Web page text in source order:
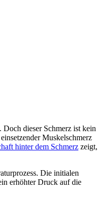
dieser Schmerz ist kein
Muskelschmerz
hinter dem Schmerz zeigt,
Die initialen
erhöhter Druck auf die